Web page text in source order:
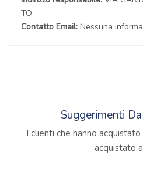
TO
Contatto Email: Nessuna
Suggerimenti
I clienti che hanno
acquistato